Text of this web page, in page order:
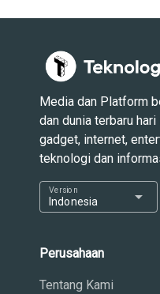
Media dan Platform
dan dunia terbaru
gadget, internet,
teknologi dan
Indonesia
Version arrow_drop_down
Perusahaan
Tentang Kami